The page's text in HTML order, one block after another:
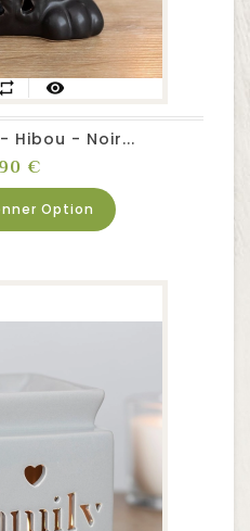
repeat visibility
Hibou - Noir...
€
Option